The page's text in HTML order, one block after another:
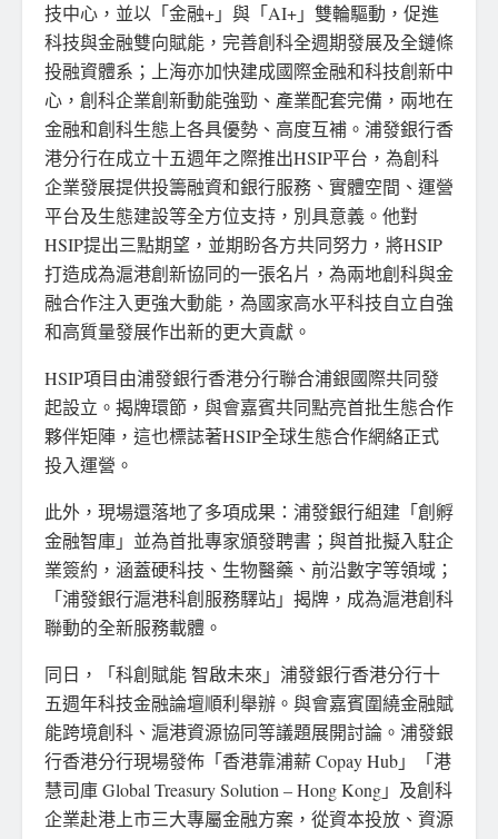
技中心，並以「金融+」與「AI+」雙輪驅動，促進
科技與金融雙向賦能，完善創科全週期發展及全鏈條
投融資體系；上海亦加快建成國際金融和科技創新中
心，創科企業創新動能強勁、產業配套完備，兩地在
金融和創科生態上各具優勢、高度互補。浦發銀行香
港分行在成立十五週年之際推出HSIP平台，為創科
企業發展提供投籌融資和銀行服務、實體空間、運營
平台及生態建設等全方位支持，別具意義。他對
HSIP提出三點期望，並期盼各方共同努力，將HSIP
打造成為滬港創新協同的一張名片，為兩地創科與金
融合作注入更強大動能，為國家高水平科技自立自強
和高質量發展作出新的更大貢獻。
HSIP項目由浦發銀行香港分行聯合浦銀國際共同發
起設立。揭牌環節，與會嘉賓共同點亮首批生態合作
夥伴矩陣，這也標誌著HSIP全球生態合作網絡正式
投入運營。
此外，現場還落地了多項成果：浦發銀行組建「創孵
金融智庫」並為首批專家頒發聘書；與首批擬入駐企
業簽約，涵蓋硬科技、生物醫藥、前沿數字等領域；
「浦發銀行滬港科創服務驛站」揭牌，成為滬港創科
聯動的全新服務載體。
同日，「科創賦能 智啟未來」浦發銀行香港分行十
五週年科技金融論壇順利舉辦。與會嘉賓圍繞金融賦
能跨境創科、滬港資源協同等議題展開討論。浦發銀
行香港分行現場發佈「香港靠浦薪 Copay Hub」「港
慧司庫 Global Treasury Solution – Hong Kong」及創科
企業赴港上市三大專屬金融方案，從資本投放、資源